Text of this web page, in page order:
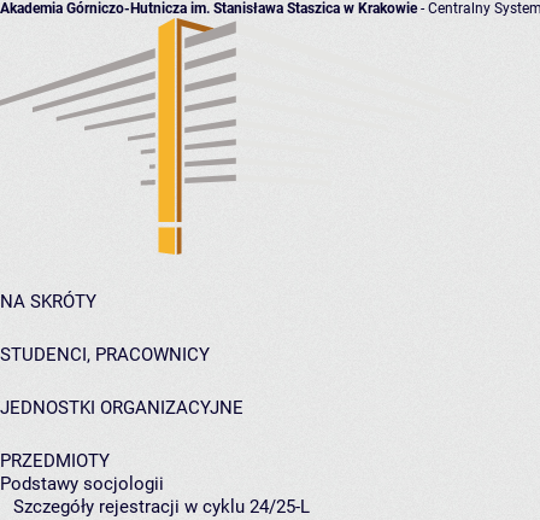
Akademia Górniczo-Hutnicza im. Stanisława Staszica w Krakowie- Centralny
NA SKRÓTY
STUDENCI, PRACOWNICY
JEDNOSTKI ORGANIZACYJNE
PRZEDMIOTY
Podstawy socjologii
Szczegóły rejestracji w cyklu 24/25-L